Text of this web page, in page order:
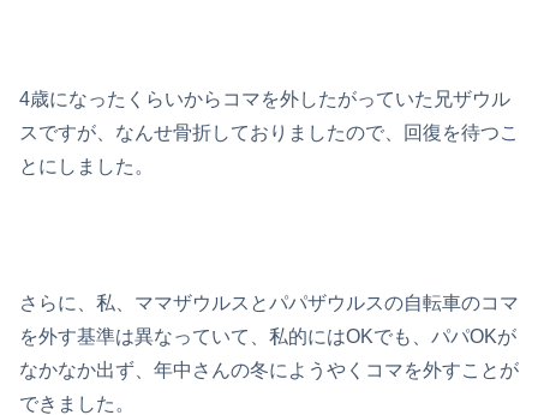
4歳になったくらいからコマを外したがっていた兄ザウル
スですが、なんせ骨折しておりましたので、回復を待つこ
とにしました。
さらに、私、ママザウルスとパパザウルスの自転車のコマ
を外す基準は異なっていて、私的にはOKでも、パパOKが
なかなか出ず、年中さんの冬にようやくコマを外すことが
できました。